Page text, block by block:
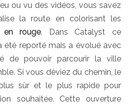
ou vu des vidéos, vous savez
la route en colorisant les
en rouge. Dans Catalyst ce
été reporté mais a évolué avec
de pouvoir parcourir la ville
Si vous déviez du chemin, le
sûr et le plus rapide pour
souhaitée. Cette ouverture